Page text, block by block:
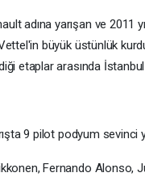
adına yarışan ve 2011
büyük üstünlük
etaplar arasında İstanbul
9 pilot podyum sevinci
Fernando Alonso,